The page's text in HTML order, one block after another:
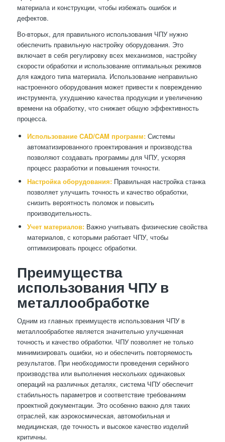
материала и конструкции, чтобы избежать ошибок и
дефектов.
Во-вторых, для правильного использования ЧПУ нужно
обеспечить правильную настройку оборудования. Это
включает в себя регулировку всех механизмов, настройку
скорости обработки и использование оптимальных режимов
для каждого типа материала. Использование неправильно
настроенного оборудования может привести к повреждению
инструмента, ухудшению качества продукции и увеличению
времени на обработку, что снижает общую эффективность
процесса.
Использование CAD/CAM программ:Системы
автоматизированного проектирования и производства
позволяют создавать программы для ЧПУ, ускоряя
процесс разработки и повышения точности.
Настройка оборудования:Правильная настройка станка
позволяет улучшить точность и качество обработки,
снизить вероятность поломок и повысить
производительность.
Учет материалов:Важно учитывать физические свойства
материалов, с которыми работает ЧПУ, чтобы
оптимизировать процесс обработки.
Преимущества
использования ЧПУ в
металлообработке
Одним из главных преимуществ использования ЧПУ в
металлообработке является значительно улучшенная
точность и качество обработки. ЧПУ позволяет не только
минимизировать ошибки, но и обеспечить повторяемость
результатов. При необходимости проведения серийного
производства или выполнения нескольких одинаковых
операций на различных деталях, система ЧПУ обеспечит
стабильность параметров и соответствие требованиям
проектной документации. Это особенно важно для таких
отраслей, как аэрокосмическая, автомобильная и
медицинская, где точность и высокое качество изделий
критичны.